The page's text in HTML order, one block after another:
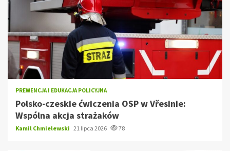
PREWENCJA I EDUKACJA POLICYJNA
Polsko-czeskie ćwiczenia OSP w Vřesinie:
Wspólna akcja strażaków
Kamil Chmielewski 21 lipca 2026 78